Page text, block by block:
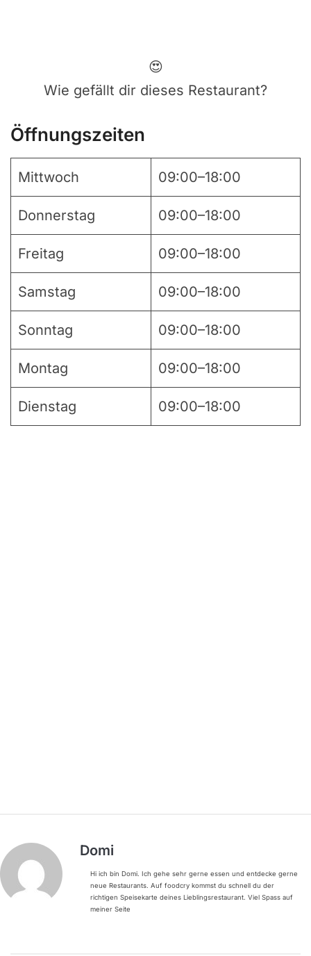
😍
Wie gefällt dir dieses Restaurant?
Öffnungszeiten
Mittwoch 09:00–18:00
Donnerstag 09:00–18:00
Freitag 09:00–18:00
Samstag 09:00–18:00
Sonntag 09:00–18:00
Montag 09:00–18:00
Dienstag 09:00–18:00
Domi
Hi ich bin Domi. Ich gehe sehr gerne essen und entdecke gerne
neue Restaurants. Auf foodcry kommst du schnell du der
richtigen Speisekarte deines Lieblingsrestaurant. Viel Spass auf
meiner Seite